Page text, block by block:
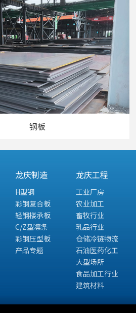
钢板
龙庆制造
H型钢
彩钢复合板
轻钢楼承板
C/Z型凛条
彩钢压型板
产品专题
龙庆工程
工业厂房
农业加工
畜牧行业
乳品行业
仓储冷链物流
石油医药化工
大型场所
食品加工行业
建筑材料